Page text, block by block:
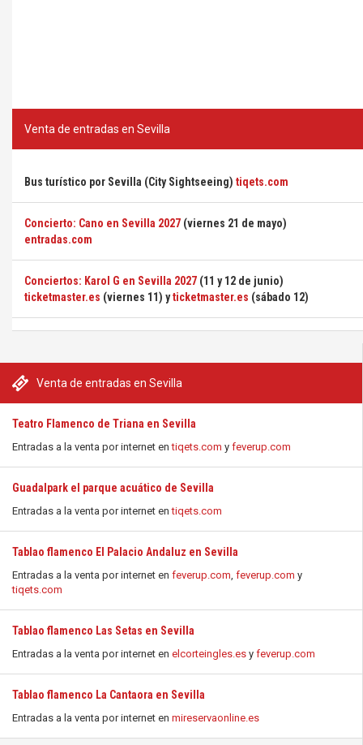
Venta de entradas en Sevilla
Teatro Flamenco de Triana en Sevilla
Entradas a la venta por internet entiqets.com y feverup.com
Guadalpark el parque acuático de Sevilla
Entradas a la venta por internet entiqets.com
Tablao flamenco El Palacio Andaluz en Sevilla
Entradas a la venta por internet en feverup.com, feverup.com y
tiqets.com
Tablao flamenco Las Setas en Sevilla
Entradas a la venta por internet en elcorteingles.es y feverup.com
Tablao flamenco La Cantaora en Sevilla
Entradas a la venta por internet en mireservaonline.es
Venta de entradas en Sevilla
Bus turístico por Sevilla (City Sightseeing) tiqets.com
Concierto: Cano en Sevilla 2027 (viernes 21 de mayo)
entradas.com
Conciertos: Karol G en Sevilla 2027 (11 y 12 de junio)
ticketmaster.es (viernes 11) yticketmaster.es (sábado 12)